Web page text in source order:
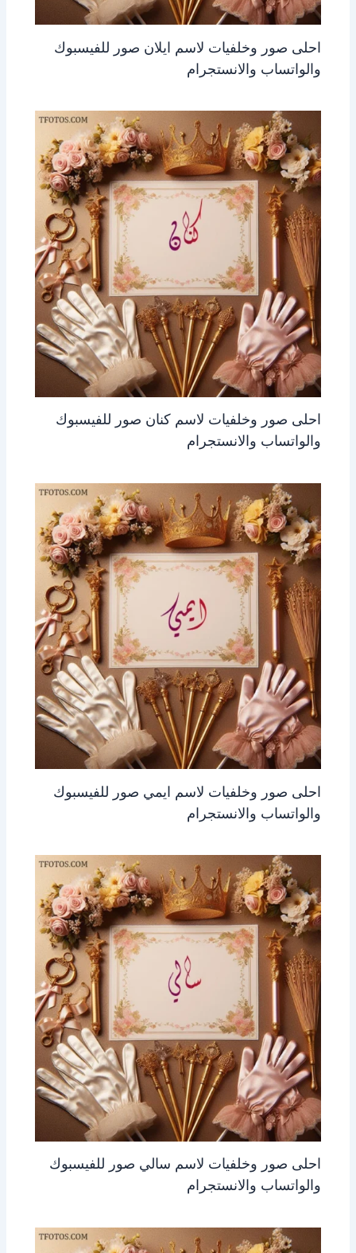
احلى صور وخلفيات لاسم ايلان صور للفيسبوك
والواتساب والانستجرام
احلى صور وخلفيات لاسم كنان صور للفيسبوك
والواتساب والانستجرام
احلى صور وخلفيات لاسم ايمي صور للفيسبوك
والواتساب والانستجرام
احلى صور وخلفيات لاسم سالي صور للفيسبوك
والواتساب والانستجرام